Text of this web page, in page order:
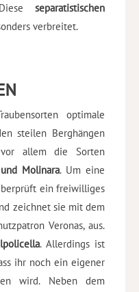
separatistischen
verbreitet.
optimale
steilen Berghängen
vor allem die Sorten
Molinara. Um eine
ein freiwilliges
zeichnet sie mit dem
Veronas, aus.
. Allerdings ist
ihr noch ein eigener
wird. Neben dem